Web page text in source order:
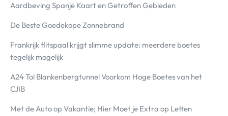
Aardbeving Spanje Kaart en Getroffen Gebieden
De Beste Goedekope Zonnebrand
Frankrijk flitspaal krijgt slimme update: meerdere boetes
tegelijk mogelijk
A24 Tol Blankenbergtunnel Voorkom Hoge Boetes van het
CJIB
Met de Auto op Vakantie; Hier Moet je Extra op Letten